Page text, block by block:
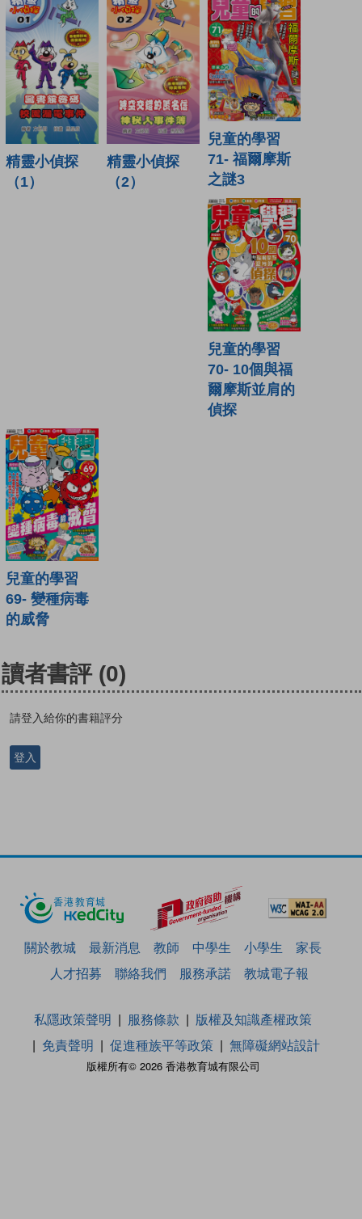
精靈小偵探
（1）
精靈小偵探
（2）
兒童的學習
71- 福爾摩斯
之謎3
兒童的學習
70- 10個與福
爾摩斯並肩的
偵探
兒童的學習
69- 變種病毒
的威脅
讀者書評 (0)
請登入給你的書籍評分
登入
關於教城 最新消息 教師 中學生 小學生
家長
人才招募
聯絡我們 服務承諾 教城電子報
版權所有© 2026 香港教育城有限公司
私隱政策聲明 服務條款
版權及知識產權政策
免責聲明
促進種族平等政策 無障礙網站設計